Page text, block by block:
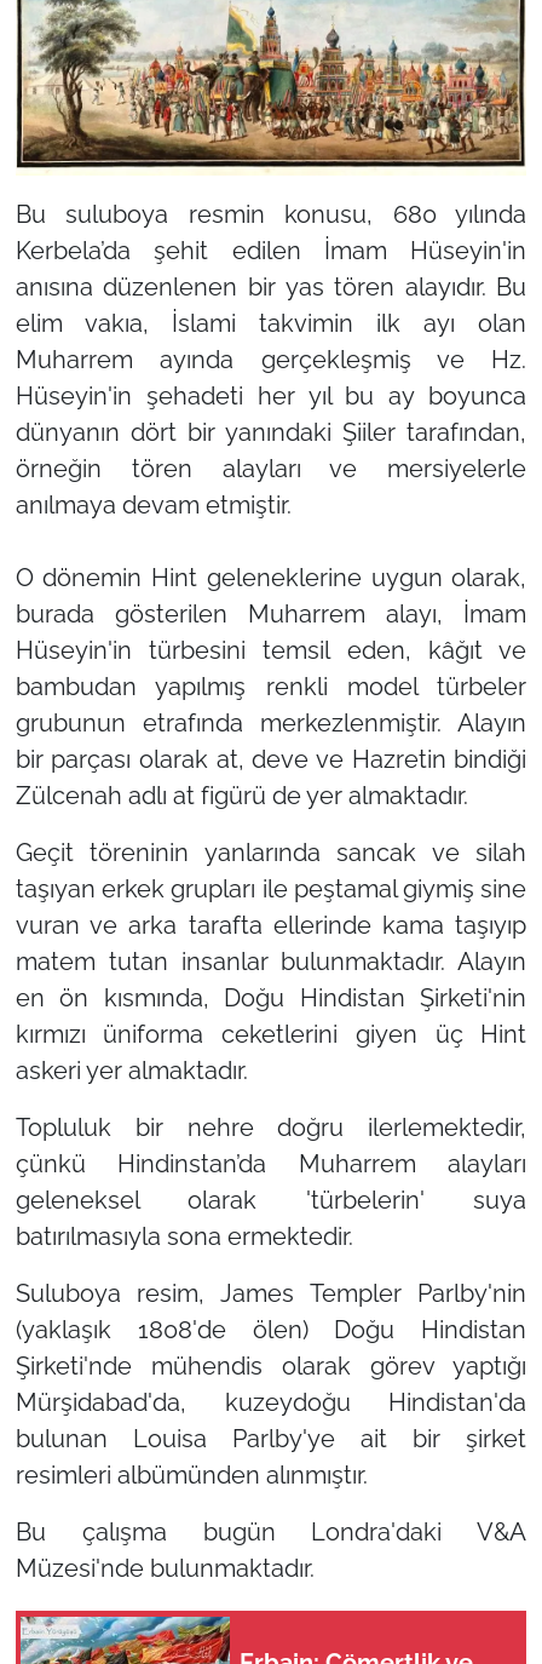
Bu suluboya resmin konusu, 680 yılında
Kerbela’da şehit edilen İmam Hüseyin'in
anısına düzenlenen bir yas tören alayıdır. Bu
elim vakıa, İslami takvimin ilk ayı olan
Muharrem ayında gerçekleşmiş ve Hz.
Hüseyin'in şehadeti her yıl bu ay boyunca
dünyanın dört bir yanındaki Şiiler tarafından,
örneğin tören alayları ve mersiyelerle
anılmaya devam etmiştir.
O dönemin Hint geleneklerine uygun olarak,
burada gösterilen Muharrem alayı, İmam
Hüseyin'in türbesini temsil eden, kâğıt ve
bambudan yapılmış renkli model türbeler
grubunun etrafında merkezlenmiştir. Alayın
bir parçası olarak at, deve ve Hazretin bindiği
Zülcenah adlı at figürü de yer almaktadır.
Geçit töreninin yanlarında sancak ve silah
taşıyan erkek grupları ile peştamal giymiş sine
vuran ve arka tarafta ellerinde kama taşıyıp
matem tutan insanlar bulunmaktadır. Alayın
en ön kısmında, Doğu Hindistan Şirketi'nin
kırmızı üniforma ceketlerini giyen üç Hint
askeri yer almaktadır.
Topluluk bir nehre doğru ilerlemektedir,
çünkü Hindinstan’da Muharrem alayları
geleneksel olarak 'türbelerin' suya
batırılmasıyla sona ermektedir.
Suluboya resim, James Templer Parlby'nin
(yaklaşık 1808'de ölen) Doğu Hindistan
Şirketi'nde mühendis olarak görev yaptığı
Mürşidabad'da, kuzeydoğu Hindistan'da
bulunan Louisa Parlby'ye ait bir şirket
resimleri albümünden alınmıştır.
Bu çalışma bugün Londra'daki V&A
Müzesi'nde bulunmaktadır.